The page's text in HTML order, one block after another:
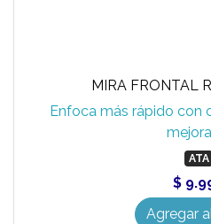
MIRA FRONTAL
Enfoca más rápido con
ATA
$
Agregar